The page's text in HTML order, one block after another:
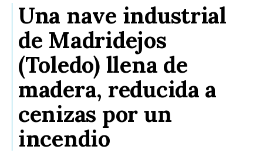
Una nave industrial
de Madridejos
(Toledo) llena de
madera, reducida a
cenizas por un
incendio